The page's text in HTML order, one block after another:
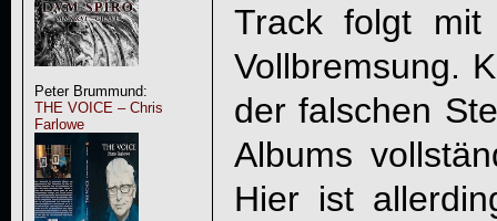
Peter Brummund:
THE VOICE – Chris
Farlowe
Track folgt mit
Vollbremsung.
der falschen
Albums
Hier ist